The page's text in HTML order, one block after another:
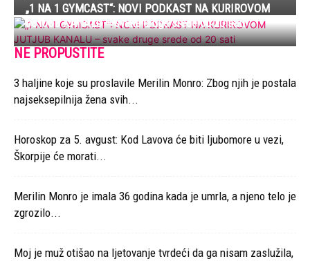
„1 NA 1 GYMCAST“: NOVI PODKAST NA KURIROVOM
JUTJUB KANALU – svake druge srede od 20 sati
NE PROPUSTITE
3 haljine koje su proslavile Merilin Monro: Zbog njih je postala
najseksepilnija žena svih...
Horoskop za 5. avgust: Kod Lavova će biti ljubomore u vezi,
Škorpije će morati...
Merilin Monro je imala 36 godina kada je umrla, a njeno telo je
zgrozilo...
Moj je muž otišao na ljetovanje tvrdeći da ga nisam zaslužila,